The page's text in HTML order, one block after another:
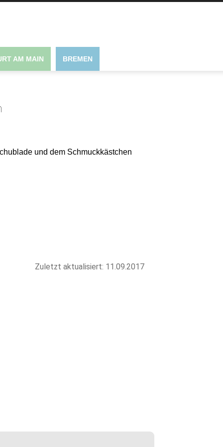
AM MAIN BREMEN
und dem Schmuckkästchen
Zuletzt aktualisiert: 11.09.2017